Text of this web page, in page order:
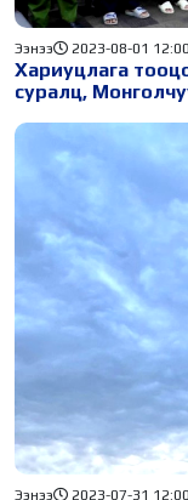
Хариуцлага
суралц,
Ээнээ 2023-08-01
Ээнээ 2023-07-31